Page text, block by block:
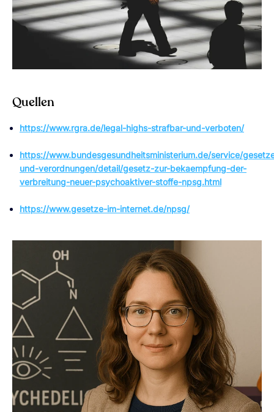
Quellen
https://www.rgra.de/legal-highs-strafbar-und-verboten/
https://www.bundesgesundheitsministerium.de/service/
und-verordnungen/detail/gesetz-zur-bekaempfung-der-
verbreitung-neuer-psychoaktiver-stoffe-npsg.html
https://www.gesetze-im-internet.de/npsg/